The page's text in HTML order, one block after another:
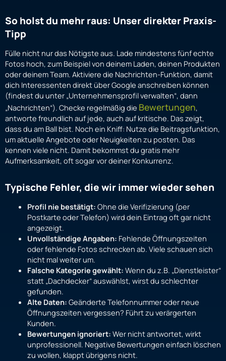
So holst du mehr raus: Unser direkter Praxis-
Tipp
Fülle nicht nur das Nötigste aus. Lade mindestens fünf echte
Fotos hoch, zum Beispiel von deinem Laden, deinen Produkten
oder deinem Team. Aktiviere die Nachrichten-Funktion, damit
dich Interessenten direkt über Google anschreiben können
(findest du unter „Unternehmensprofil verwalten“, dann
„Nachrichten“). Checke regelmäßig die Bewertungen,
antworte freundlich auf jede, auch auf kritische. Das zeigt,
dass du am Ball bist. Noch ein Kniff: Nutze die Beitragsfunktion,
um aktuelle Angebote oder Neuigkeiten zu posten. Das
kennen viele nicht. Damit bekommst du gratis mehr
Aufmerksamkeit, oft sogar vor deiner Konkurrenz.
Typische Fehler, die wir immer wieder sehen
Profil nie bestätigt: Ohne die Verifizierung (per
Postkarte oder Telefon) wird dein Eintrag oft gar nicht
angezeigt.
Unvollständige Angaben: Fehlende Öffnungszeiten
oder fehlende Fotos schrecken ab. Viele schauen sich
nicht mal weiter um.
Falsche Kategorie gewählt: Wenn du z.B. „Dienstleister“
statt „Dachdecker“ auswählst, wirst du schlechter
gefunden.
Alte Daten: Geänderte Telefonnummer oder neue
Öffnungszeiten vergessen? Führt zu verärgerten
Kunden.
Bewertungen ignoriert: Wer nicht antwortet, wirkt
unprofessionell. Negative Bewertungen einfach löschen
zu wollen, klappt übrigens nicht.